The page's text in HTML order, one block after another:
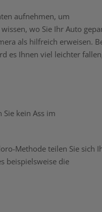
aufnehmen, um
wo Sie Ihr Auto
als hilfreich erweisen.
es Ihnen viel leichter
kein Ass im
Methode teilen Sie sich
beispielsweise die